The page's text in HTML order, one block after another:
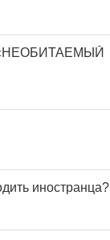
«НЕОБИТАЕМЫЙ
иностранца?